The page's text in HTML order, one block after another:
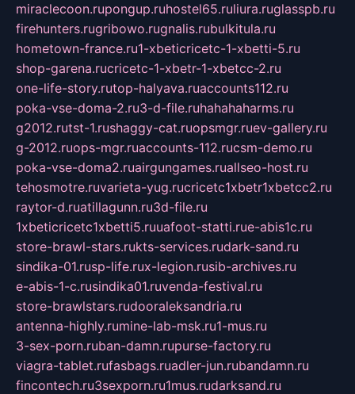
miraclecoon.rupongup.ruhostel65.ruliura.ruglasspb.ru
firehunters.rugribowo.rugnalis.rubulkitula.ru
hometown-france.ru1-xbeticricetc-1-xbetti-5.ru
shop-garena.rucricetc-1-xbetr-1-xbetcc-2.ru
one-life-story.rutop-halyava.ruaccounts112.ru
poka-vse-doma-2.ru3-d-file.ruhahahaharms.ru
g2012.rutst-1.rushaggy-cat.ruopsmgr.ruev-gallery.ru
g-2012.ruops-mgr.ruaccounts-112.rucsm-demo.ru
poka-vse-doma2.ruairgungames.ruallseo-host.ru
tehosmotre.ruvarieta-yug.rucricetc1xbetr1xbetcc2.ru
raytor-d.ruatillagunn.ru3d-file.ru
1xbeticricetc1xbetti5.ruuafoot-statti.rue-abis1c.ru
store-brawl-stars.rukts-services.rudark-sand.ru
sindika-01.rusp-life.rux-legion.rusib-archives.ru
e-abis-1-c.rusindika01.ruvenda-festival.ru
store-brawlstars.rudooraleksandria.ru
antenna-highly.rumine-lab-msk.ru1-mus.ru
3-sex-porn.ruban-damn.rupurse-factory.ru
viagra-tablet.rufasbags.ruadler-jun.rubandamn.ru
fincontech.ru3sexporn.ru1mus.rudarksand.ru